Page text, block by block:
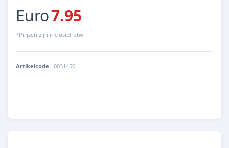
Euro7.95
*Prijzen zijn inclusief btw
Artikelcode: 0031450